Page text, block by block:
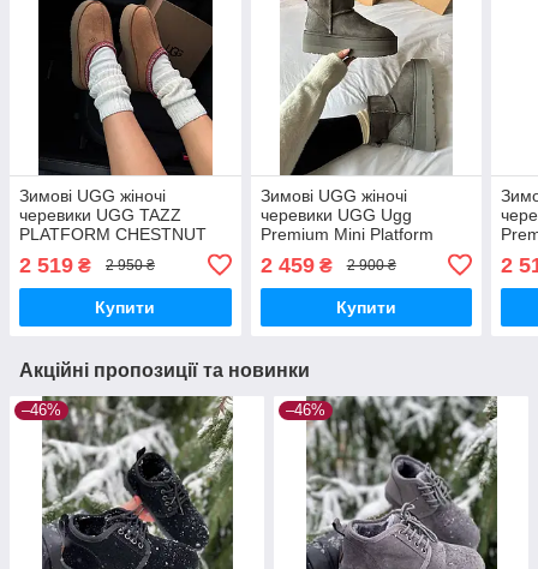
Зимові UGG жіночі
черевики UGG TAZZ
PLATFORM CHESTNUT
premium уги зимові ugg на
хутрі
2 519 ₴ 2 950 ₴
Купити
Зимові UGG жіночі
черевики UGG Ugg
Premium Mini Platform
хутрі
2 459₴ 2 900 ₴
Купити
ugg
2
Акційні пропозиції та новинки
–46% –46%